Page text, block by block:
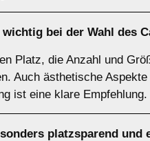
bei der Wahl des
Platz, die Anzahl und
Auch ästhetische
ist eine klare Empfehlung.
platzsparend und